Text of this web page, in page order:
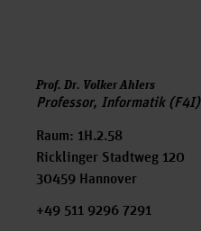
Prof. Dr. Volker Ahlers
Professor, Informatik (F4I)
Raum: 1H.2.58
Ricklinger Stadtweg 120
30459 Hannover
+49 511 9296 7291